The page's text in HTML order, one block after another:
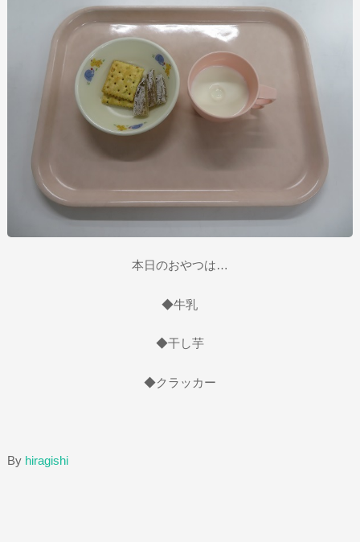
本日のおやつは…
◆牛乳
◆干し芋
◆クラッカー
By hiragishi